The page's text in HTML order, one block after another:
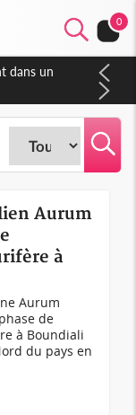
0
dans un
Aurum
à
Aurum
de
à Boundiali
du pays en